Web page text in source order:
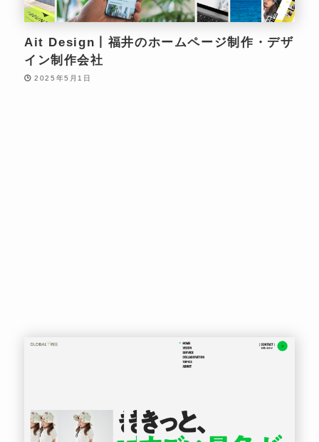
Ait Design丨福井のホームページ制作・デザ
イン制作会社
2025年5月1日